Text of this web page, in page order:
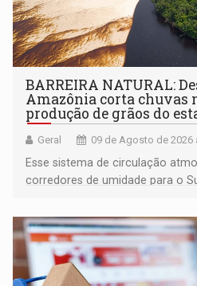
BARREIRA NATURAL:
Amazônia corta chuvas
produção de grãos do
Geral 09 de Agosto de 2026
Esse sistema de circulação
corredores de umidade para o